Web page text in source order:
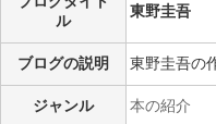
ル
東野圭吾
ブログの説明 東野圭吾の
ジャンル 本の紹介